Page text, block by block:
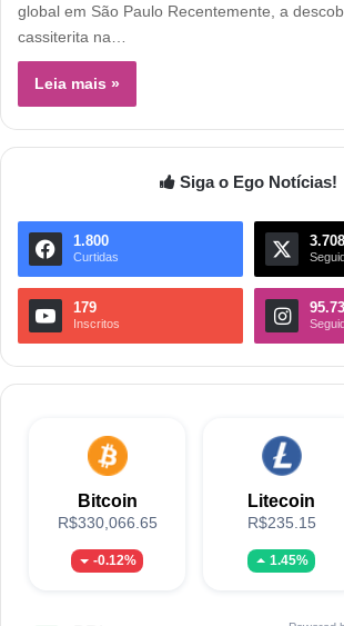
global em São Paulo Recentemente, a
cassiterita na…
Leia mais »
Siga o Ego Notícias!
1.800
Curtidas
3.708
179
Inscritos
Bitcoin
R$330,066.65
-0.12%
Litecoin
R$235.15
1.45%